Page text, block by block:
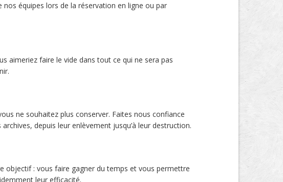
équipes lors de la réservation en ligne ou par
aimeriez faire le vide dans tout ce qui ne sera pas
ne souhaitez plus conserver. Faites nous confiance
depuis leur enlèvement jusqu’à leur destruction.
objectif : vous faire gagner du temps et vous permettre
leur efficacité.